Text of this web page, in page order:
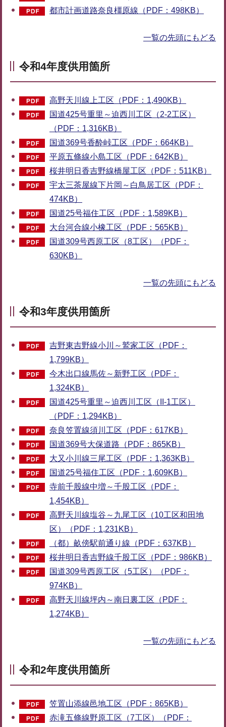
都市計画道路奈良橿原線（PDF：498KB）
一覧の先頭にもどる
令和4年度供用箇所
高野天川線上工区（PDF：1,490KB）
国道425号重里～迫西川工区（2-2工区）
（PDF：1,316KB）
国道369号香酔峠工区（PDF：664KB）
平原五條線小島工区（PDF：642KB）
桜井明日香吉野線橋屋工区（PDF：511KB）
宇太三茶屋線下片岡～白鳥居工区（PDF：
474KB）
国道25号福住工区（PDF：1,589KB）
大台河合線小橡工区（PDF：565KB）
国道309号西原工区（8工区）（PDF：
630KB）
一覧の先頭にもどる
令和3年度供用箇所
吉野東吉野線小川～鷲家工区（PDF：
1,799KB）
今木出口線馬佐～新野工区（PDF：
1,324KB）
国道425号重里～迫西川工区（II-1工区）
（PDF：1,294KB）
奈良笠置線須川工区（PDF：617KB）
国道369号大保道路（PDF：865KB）
大又小川線三尾工区（PDF：1,363KB）
国道25号福住工区（PDF：1,609KB）
寺前千股線中増～千股工区（PDF：
1,454KB）
高野天川線塩谷～九尾工区（10工区和田地
区）（PDF：1,231KB）
（都）畝傍駅前通り線（PDF：637KB）
桜井明日香吉野線千股工区（PDF：986KB）
国道309号西原工区（5工区）（PDF：
974KB）
高野天川線坪内～南日裏工区（PDF：
1,274KB）
一覧の先頭にもどる
令和2年度供用箇所
笠置山添線邑地工区（PDF：865KB）
赤滝五條線野原工区（7工区）（PDF：